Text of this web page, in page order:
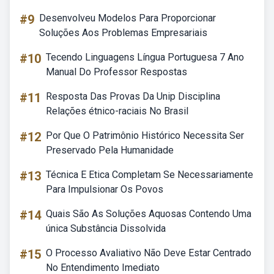
#9 Desenvolveu Modelos Para Proporcionar
Soluções Aos Problemas Empresariais
#10 Tecendo Linguagens Língua Portuguesa 7 Ano
Manual Do Professor Respostas
#11
Resposta Das Provas Da Unip Disciplina
Relações étnico-raciais No Brasil
#12 Por Que O Patrimônio Histórico Necessita Ser
Preservado Pela Humanidade
#13 Técnica E Etica Completam Se Necessariamente
Para Impulsionar Os Povos
#14 Quais São As Soluções Aquosas Contendo Uma
única Substância Dissolvida
#15 O Processo Avaliativo Não Deve Estar Centrado
No Entendimento Imediato